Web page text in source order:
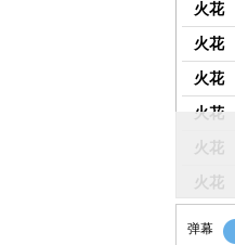
火花
火花
火花
火花
火花
火花
弹幕